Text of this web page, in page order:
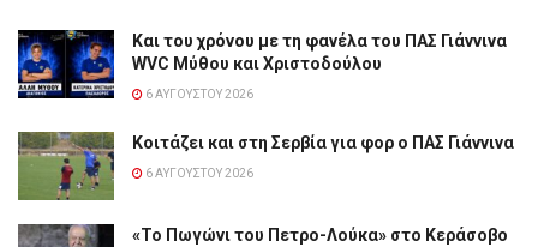
Και του χρόνου με τη φανέλα του ΠΑΣ Γιάννινα
WVC Μύθου και Χριστοδούλου
6 ΑΥΓΟΎΣΤΟΥ 2026
Κοιτάζει και στη Σερβία για φορ ο ΠΑΣ Γιάννινα
6 ΑΥΓΟΎΣΤΟΥ 2026
«Το Πωγώνι του Πετρο-Λούκα» στο Κεράσοβο